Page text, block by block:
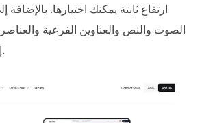
ارتفاع ثابتة يمكنك اختيارها.
الصوت والنص والعناوين الفرعية
إلى الفيديو الخاص بك.